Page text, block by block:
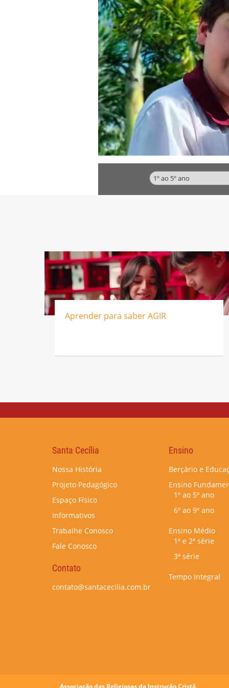
Aprender para saber AGIR
Santa Cecília
Nossa História
Projeto Pedagógico
Espaço Físico
Informativos
Trabalhe Conosco
Fale Conosco
Contato
contato@santacecilia.com.br
Ensino
Berçário e
Ensino
1º ao 5º ano
6º ao 9º ano
Ensino Médio
1ª e 2ª série
3ª série
Tempo Integral
Associação das Religiosas da Instrução Cristã